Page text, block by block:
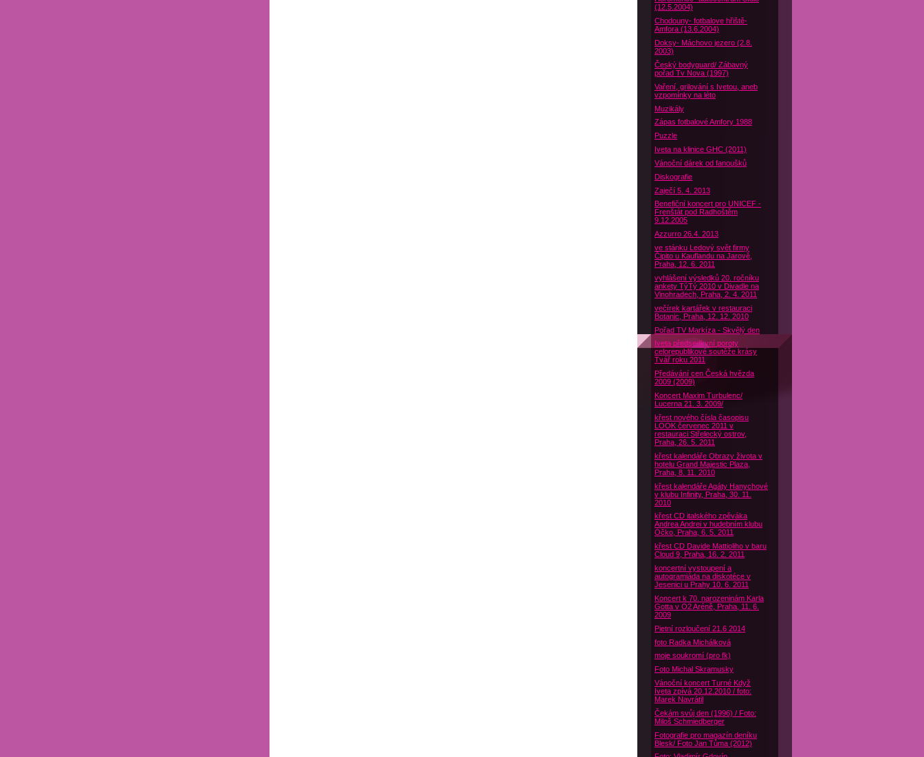
(12.5.2004)
Chodouny- fotbalove hřiště-
Amfora (13.6.2004)
Doksy- Máchovo jezero (2.8.
2003)
Český bodyguard/ Zábavný
pořad Tv Nova (1997)
Vaření, grilování s Ivetou, aneb
vzpomínky na léto
Muzikály
Zápas fotbalové Amfory 1988
Puzzle
Iveta na klinice GHC (2011)
Vánoční dárek od fanoušků
Diskografie
Zaječí 5. 4. 2013
Benefiční koncert pro UNICEF -
Frenštát pod Radhoštěm
9.12.2005
Azzurro 26.4. 2013
ve stánku Ledový svět firmy
Čipito u Kauflandu na Jarově,
Praha, 12. 6. 2011
vyhlášení výsledků 20. ročníku
ankety TýTý 2010 v Divadle na
Vinohradech, Praha, 2. 4. 2011
večírek kartářek v restauraci
Botanic, Praha, 12. 12. 2010
Pořad TV Markíza - Skvělý den
Iveta předsedkyní poroty
celorepublikové soutěže krásy
Tvář roku 2011
Předávání cen Česká hvězda
2009 (2009)
Koncert Maxim Turbulenc/
Lucerna 21. 3. 2009/
křest nového čísla časopisu
LOOK červenec 2011 v
restauraci Střelecký ostrov,
Praha, 26. 5. 2011
křest kalendáře Obrazy života v
hotelu Grand Majestic Plaza,
Praha, 8. 11. 2010
křest kalendáře Agáty Hanychové
v klubu Infinity, Praha, 30. 11.
2010
křest CD italského zpěváka
Andrea Andrei v hudebním klubu
Óčko, Praha, 6. 5. 2011
křest CD Davide Mattioliho v baru
Cloud 9, Praha, 16. 2. 2011
koncertní vystoupení a
autogramiáda na diskotéce v
Jesenici u Prahy 10. 6. 2011
Koncert k 70. narozeninám Karla
Gotta v O2 Aréně, Praha, 11. 6.
2009
Pietní rozloučení 21.6 2014
foto Radka Michálková
moje soukromí (pro fk)
Foto Michal Skramusky
Vánoční koncert Turné Když
Iveta zpívá 20.12.2010 / foto:
Marek Navrátil
Čekám svůj den (1996) / Foto:
Miloš Schmiedberger
Fotografie pro magazín deníku
Blesk/ Foto Jan Tůma (2012)